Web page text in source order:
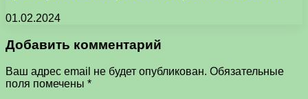
01.02.2024
Добавить комментарий
Ваш адрес email не будет опубликован. Обязательные
поля помечены *